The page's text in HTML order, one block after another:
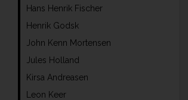
Hans Henrik Fischer
Henrik Godsk
John Kenn Mortensen
Jules Holland
Kirsa Andreasen
Leon Keer